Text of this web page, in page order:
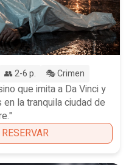
👥 2-6 p. 🎭 Crimen
que imita a Da Vinci y
la tranquila ciudad de
RESERVAR